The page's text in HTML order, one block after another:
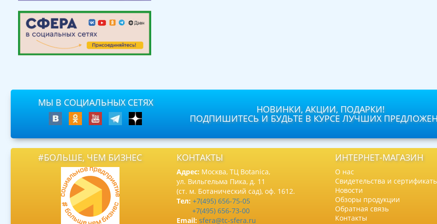
МЫ В СОЦИАЛЬНЫХ СЕТЯХ
НОВИНКИ, АКЦИИ, ПОДАРКИ!
ПОДПИШИТЕСЬ И БУДЬТЕ В КУРСЕ ЛУЧШИХ
#БОЛЬШЕ, ЧЕМ БИЗНЕС КОНТАКТЫ
Адрес: Москва, ТЦ Botanica,
ул. Вильгельма Пика, д. 11
(ст. м. Ботанический сад), оф. 1612.
Тел: +7(495) 656-75-05
+7(495) 656-73-00
Email: sfera@tc-sfera.ru
ИНТЕРНЕТ-МАГАЗИН
О нас
Свидетельства и
Новости
Обзоры продукции
Обратная связь
Контакты